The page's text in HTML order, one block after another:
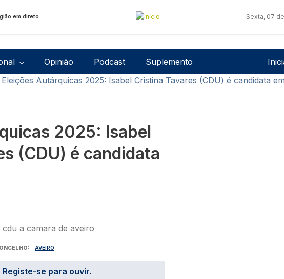
em direto Sexta, 07
Opinião Podcast Suplemento
Eleições Autárquicas 2025: Isabel Cristina Tavares (CDU) é candidata
2025: Isabel
(CDU) é candidata
AVEIRO
Registe-se para ouvir.